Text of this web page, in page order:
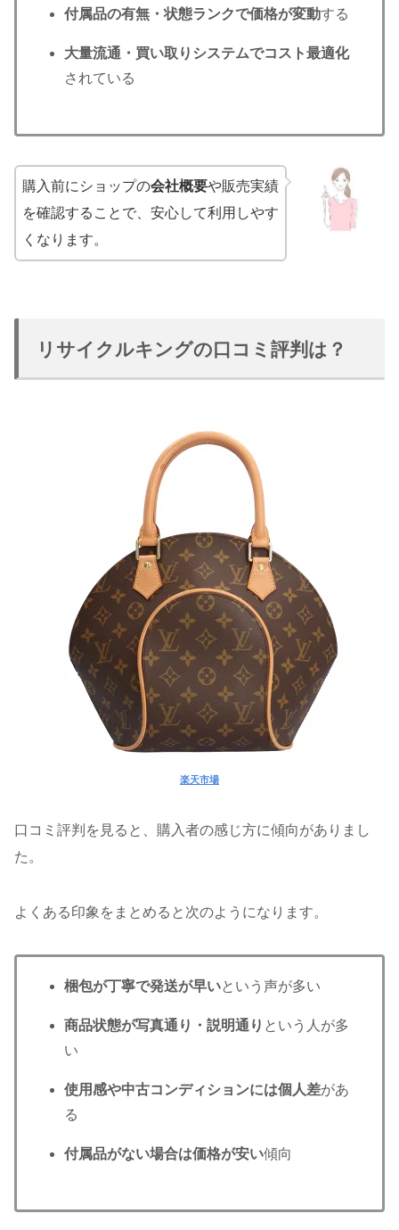
付属品の有無・状態ランクで価格が変動する
大量流通・買い取りシステムでコスト最適化
されている
購入前にショップの会社概要や販売実績
を確認することで、安心して利用しやす
くなります。
リサイクルキングの口コミ評判は？
楽天市場
口コミ評判を見ると、購入者の感じ方に傾向がありまし
た。
よくある印象をまとめると次のようになります。
梱包が丁寧で発送が早いという声が多い
商品状態が写真通り・説明通り という人が多
い
使用感や中古コンディションには個人差があ
る
付属品がない場合は価格が安い傾向